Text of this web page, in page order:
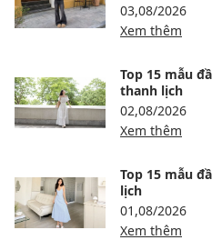
03,08/2026
Xem thêm
Top 15 mẫu
thanh lịch
02,08/2026
Xem thêm
Top 15 mẫu
lịch
01,08/2026
Xem thêm